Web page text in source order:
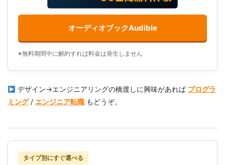
オーディオブックAudible
※無料期間中に解約すれば料金は発生しません
デザイン→エンジニアリングの橋渡しに興味があれば プログラ
ミング/ エンジニア転職 もどうぞ。
タイプ別にすぐ選べる